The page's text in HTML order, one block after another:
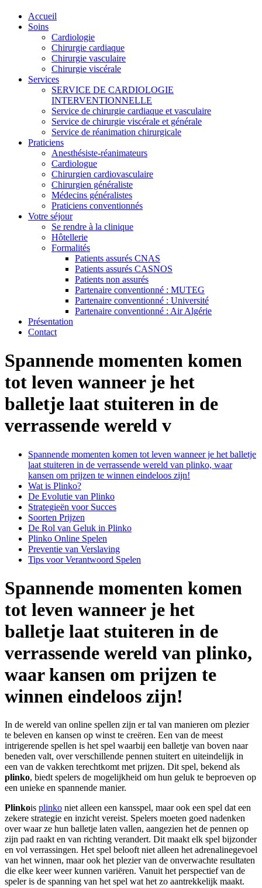
Accueil
Soins
Cardiologie
Chirurgie cardiaque
Chirurgie vasculaire
Chirurgie viscérale
Services
SERVICE DE CARDIOLOGIE
INTERVENTIONNELLE
Service de chirurgie cardiaque et vasculaire
Service de chirurgie viscérale et générale
Service de réanimation chirurgicale
Praticiens
Anesthésiste-réanimateurs
Cardiologue
Chirurgien cardiovasculaire
Chirurgien généraliste
Médecins généralistes
Praticiens conventionnés
Votre séjour
Se rendre à la clinique
Hôtellerie
Formalités
Patients assurés CNAS
Patients assurés CASNOS
Patients non assurés
Partenaire conventionné : MUTEG
Partenaire conventionné : Université
Partenaire conventionné : Air Algérie
Présentation
Contact
Spannende momenten komen
tot leven wanneer je het
balletje laat stuiteren in de
verrassende wereld v
Spannende momenten komen tot leven wanneer je het balletje
laat stuiteren in de verrassende wereld van plinko, waar
kansen om prijzen te winnen eindeloos zijn!
Wat is Plinko?
De Evolutie van Plinko
Strategieën voor Succes
Soorten Prijzen
De Rol van Geluk in Plinko
Plinko Online Spelen
Preventie van Verslaving
Tips voor Verantwoord Spelen
Spannende momenten komen
tot leven wanneer je het
balletje laat stuiteren in de
verrassende wereld van plinko,
waar kansen om prijzen te
winnen eindeloos zijn!
In de wereld van online spellen zijn er tal van manieren om plezier
te beleven en kansen op winst te creëren. Een van de meest
intrigerende spellen is het spel waarbij een balletje van boven naar
beneden valt, over verschillende pennen stuitert en uiteindelijk in
een van de vakken terechtkomt met prijzen. Dit spel, bekend als
plinko, biedt spelers de mogelijkheid om hun geluk te beproeven op
een unieke en spannende manier.
Plinkois plinko niet alleen een kansspel, maar ook een spel dat een
zekere strategie en inzicht vereist. Spelers moeten goed nadenken
over waar ze hun balletje laten vallen, aangezien het de pennen op
zijn pad raakt en van richting verandert. Dit maakt elk spel bijzonder
en vol verrassingen. Het spel belooft niet alleen het adrenalinegevoel
van het winnen, maar ook het plezier van de onverwachte resultaten
die elke keer weer kunnen variëren. Vanuit het perspectief van de
speler is de spanning van het spel wat het zo aantrekkelijk maakt.